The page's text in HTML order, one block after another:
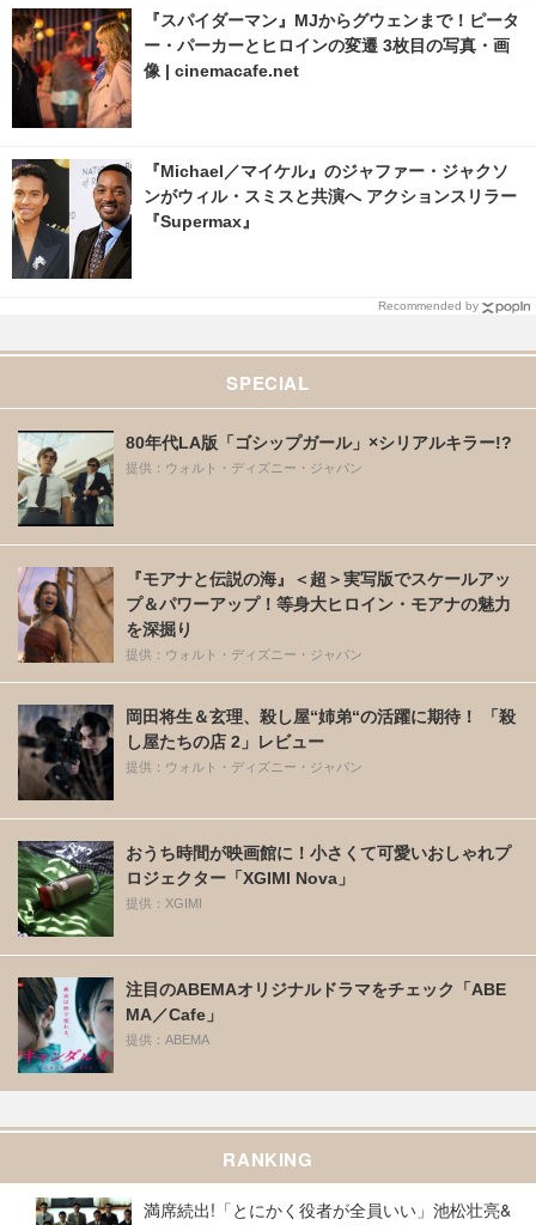
『スパイダーマン』MJからグウェンまで！ピータ
ー・パーカーとヒロインの変遷 3枚目の写真・画
像 | cinemacafe.net
『Michael／マイケル』のジャファー・ジャクソ
ンがウィル・スミスと共演へ アクションスリラー
『Supermax』
Recommended by
SPECIAL
80年代LA版「ゴシップガール」×シリアルキラー!?
提供：ウォルト・ディズニー・ジャパン
『モアナと伝説の海』＜超＞実写版でスケールアッ
プ＆パワーアップ！等身大ヒロイン・モアナの魅力
を深掘り
提供：ウォルト・ディズニー・ジャパン
岡田将生＆玄理、殺し屋“姉弟“の活躍に期待！ 「殺
し屋たちの店 2」レビュー
提供：ウォルト・ディズニー・ジャパン
おうち時間が映画館に！小さくて可愛いおしゃれプ
ロジェクター「XGIMI Nova」
提供：XGIMI
注目のABEMAオリジナルドラマをチェック「ABE
MA／Cafe」
提供：ABEMA
RANKING
満席続出!「とにかく役者が全員いい」池松壮亮&